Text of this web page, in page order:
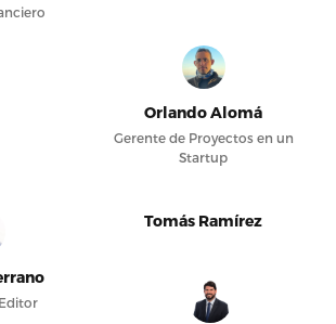
Orlando Alomá
Gerente de Proyectos en un
Startup
Tomás Ramírez